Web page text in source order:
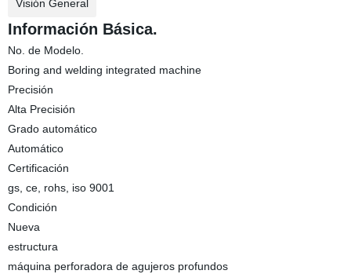
Visión General
Información Básica.
No. de Modelo.
Boring and welding integrated machine
Precisión
Alta Precisión
Grado automático
Automático
Certificación
gs, ce, rohs, iso 9001
Condición
Nueva
estructura
máquina perforadora de agujeros profundos